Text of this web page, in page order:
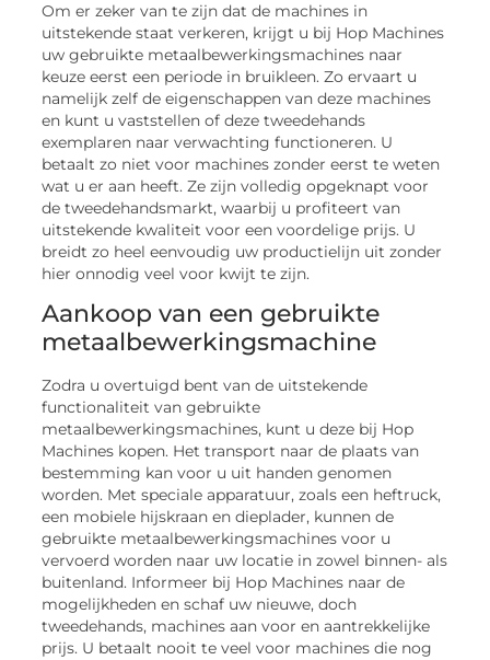
Om er zeker van te zijn dat de machines in
uitstekende staat verkeren, krijgt u bij Hop Machines
uw gebruikte metaalbewerkingsmachines naar
keuze eerst een periode in bruikleen. Zo ervaart u
namelijk zelf de eigenschappen van deze machines
en kunt u vaststellen of deze tweedehands
exemplaren naar verwachting functioneren. U
betaalt zo niet voor machines zonder eerst te weten
wat u er aan heeft. Ze zijn volledig opgeknapt voor
de tweedehandsmarkt, waarbij u profiteert van
uitstekende kwaliteit voor een voordelige prijs. U
breidt zo heel eenvoudig uw productielijn uit zonder
hier onnodig veel voor kwijt te zijn.
Aankoop van een gebruikte
metaalbewerkingsmachine
Zodra u overtuigd bent van de uitstekende
functionaliteit van gebruikte
metaalbewerkingsmachines, kunt u deze bij Hop
Machines kopen. Het transport naar de plaats van
bestemming kan voor u uit handen genomen
worden. Met speciale apparatuur, zoals een heftruck,
een mobiele hijskraan en dieplader, kunnen de
gebruikte metaalbewerkingsmachines voor u
vervoerd worden naar uw locatie in zowel binnen- als
buitenland. Informeer bij Hop Machines naar de
mogelijkheden en schaf uw nieuwe, doch
tweedehands, machines aan voor en aantrekkelijke
prijs. U betaalt nooit te veel voor machines die nog